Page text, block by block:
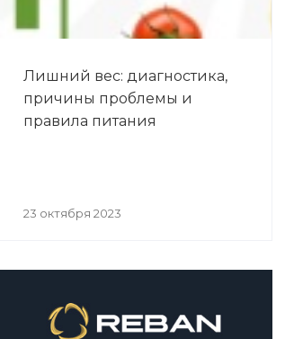
Лишний вес: диагностика,
причины проблемы и
правила питания
23 октября 2023